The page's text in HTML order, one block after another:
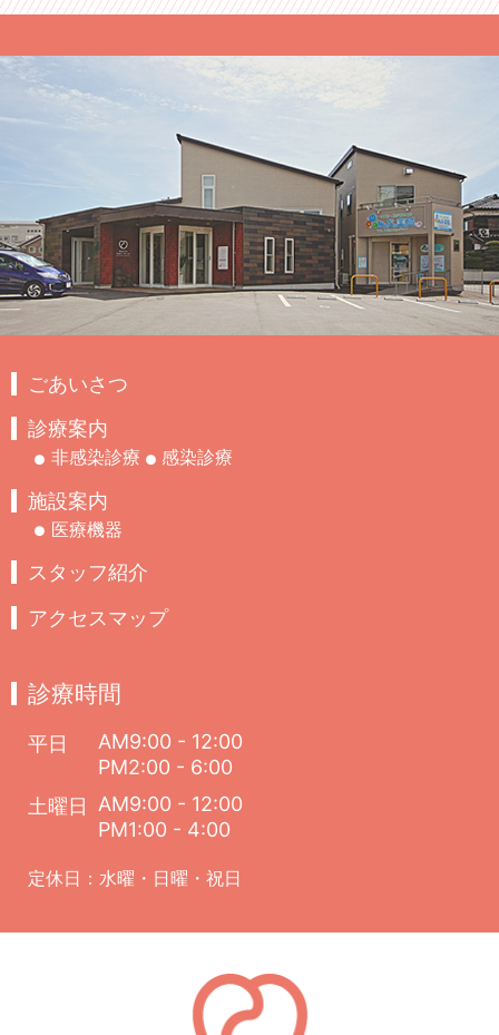
ごあいさつ
診療案内
非感染診療 感染診療
施設案内
医療機器
スタッフ紹介
アクセスマップ
診療時間
平日
AM9:00 - 12:00
PM2:00 - 6:00
土曜日
AM9:00 - 12:00
PM1:00 - 4:00
定休日：水曜・日曜・祝日